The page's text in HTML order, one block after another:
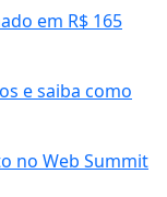
em R$ 165
e saiba como
no Web Summit